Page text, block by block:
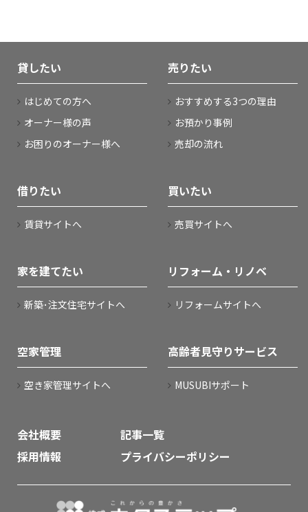
貸したい
はじめての方へ
オーナー様の声
お困りのオーナー様へ
売りたい
おすすめする3つの理由
お預かり事例
売却の流れ
借りたい
賃貸サイトへ
買いたい
売買サイトへ
家を建てたい
新築･注文住宅サイトへ
リフォーム・リノベ
リフォームサイトへ
空家管理
空き家管理サイトへ
高齢者見守りサービス
MUSUBIサポート
会社概要
記事一覧
採用情報
プライバシーポリシー